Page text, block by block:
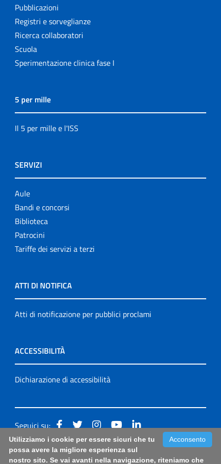
Pubblicazioni
Registri e sorveglianze
Ricerca collaboratori
Scuola
Sperimentazione clinica fase I
5 per mille
Il 5 per mille e l'ISS
SERVIZI
Aule
Bandi e concorsi
Biblioteca
Patrocini
Tariffe dei servizi a terzi
ATTI DI NOTIFICA
Atti di notificazione per pubblici proclami
ACCESSIBILITÀ
Dichiarazione di accessibilità
Seguici su:
Accessibilità: form di segnalazione di prima istanza per
Acconsento
Utilizziamo i cookie per essere sicuri che tu
possa avere la migliore esperienza sul
nostro sito. Se vai avanti nella navigazione, riteniamo che